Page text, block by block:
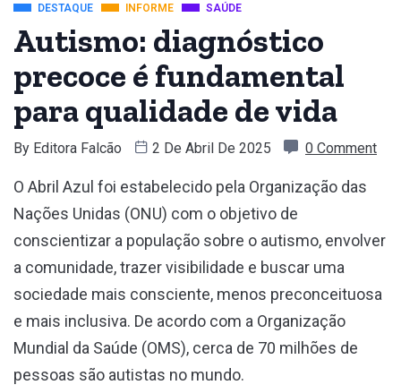
DESTAQUE INFORME SAÚDE
Autismo: diagnóstico
precoce é fundamental
para qualidade de vida
By Editora Falcão 2 De Abril De 2025 0 Comment
O Abril Azul foi estabelecido pela Organização das
Nações Unidas (ONU) com o objetivo de
conscientizar a população sobre o autismo, envolver
a comunidade, trazer visibilidade e buscar uma
sociedade mais consciente, menos preconceituosa
e mais inclusiva. De acordo com a Organização
Mundial da Saúde (OMS), cerca de 70 milhões de
pessoas são autistas no mundo.